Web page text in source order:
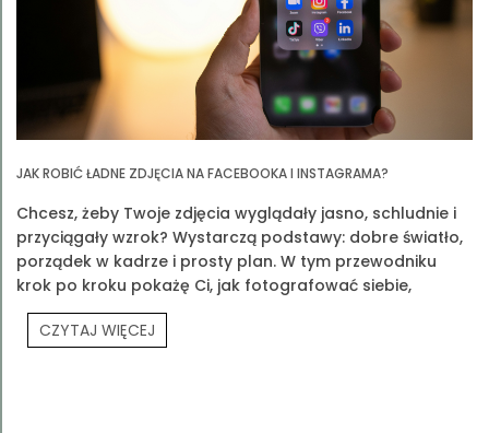
JAK ROBIĆ ŁADNE ZDJĘCIA NA FACEBOOKA I INSTAGRAMA?
Chcesz, żeby Twoje zdjęcia wyglądały jasno, schludnie i
przyciągały wzrok? Wystarczą podstawy: dobre światło,
porządek w kadrze i prosty plan. W tym przewodniku
krok po kroku pokażę Ci, jak fotografować siebie,
produkty Prouvé i Twoją codzienność.
CZYTAJ WIĘCEJ